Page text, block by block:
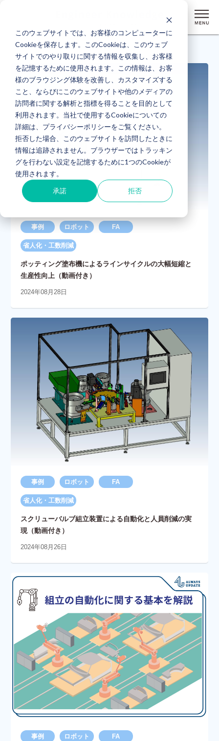
このウェブサイトでは、お客様のコンピューターに
Cookieを保存します。このCookieは、このウェブ
サイトでのやり取りに関する情報を収集し、お客様
を記憶するために使用されます。この情報は、お客
様のブラウジング体験を改善し、カスタマイズする
こと、ならびにこのウェブサイトや他のメディアの
訪問者に関する解析と指標を得ることを目的として
利用されます。当社で使用するCookieについての
詳細は、プライバシーポリシーをご覧ください。
拒否した場合、このウェブサイトを訪問したときに
情報は追跡されません。ブラウザーではトラッキン
グを行わない設定を記憶するために1つのCookieが
使用されます。
承諾 拒否
ホーム> 事例 (2)
事例 ロボット FA
省人化・工数削減
ポッティング塗布機によるラインサイクルの大幅短縮と
生産性向上（動画付き）
2024年08月28日
事例 ロボット FA
省人化・工数削減
スクリューバルブ組立装置による自動化と人員削減の実
現（動画付き）
2024年08月26日
事例 ロボット FA